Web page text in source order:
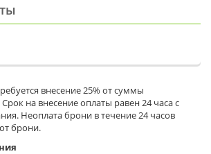
внесение 25% от суммы
на внесение оплаты равен 24 часа с
Неоплата брони в течение 24 часов
брони.